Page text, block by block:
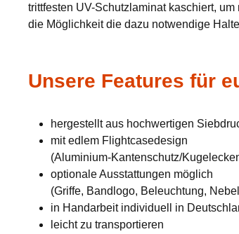
trittfesten UV-Schutzlaminat kaschiert,
die Möglichkeit die dazu notwendige
Unsere Features für
hergestellt aus hochwertigen
mit edlem Flightcasedesign
(Aluminium-Kantenschutz/
optionale Ausstattungen möglich
(Griffe, Bandlogo, Beleuchtung,
in Handarbeit individuell in
leicht zu transportieren